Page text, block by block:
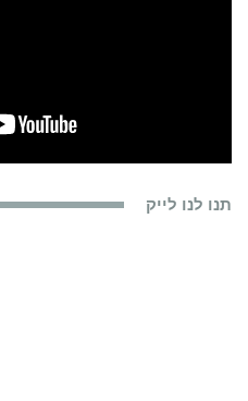
תנו לנו לייק